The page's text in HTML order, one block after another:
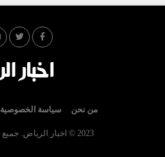
من نحن سياسة الخصوصية
2023 © اخبار الرياض. جميع حقوق النشر محفوظة.